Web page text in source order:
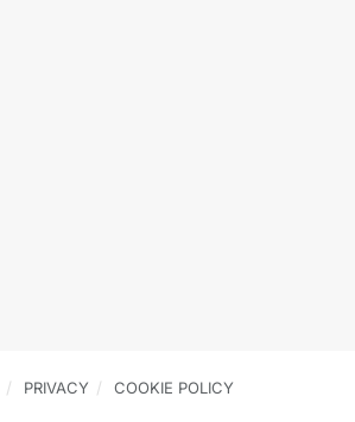
PRIVACY COOKIE POLICY